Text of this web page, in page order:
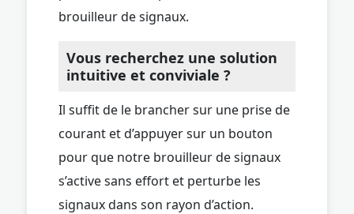
brouilleur de signaux.
Vous recherchez une solution
intuitive et conviviale ?
Il suffit de le brancher sur une prise de
courant et d’appuyer sur un bouton
pour que notre brouilleur de signaux
s’active sans effort et perturbe les
signaux dans son rayon d’action.